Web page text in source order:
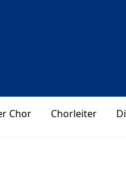
Chor Chorleiter